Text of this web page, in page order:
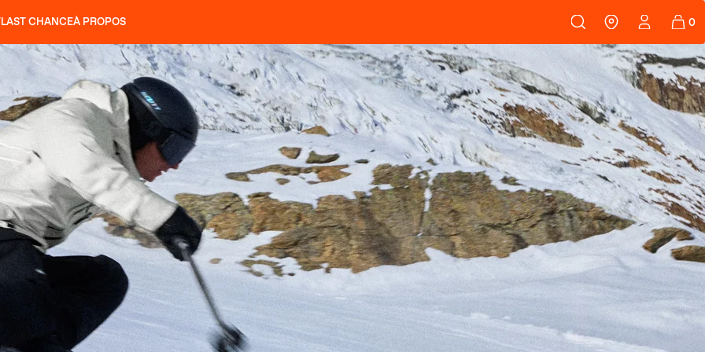
104 LITE
SLAP 112
SLAP 92 SLAP 92
UBAC 102 UBAC 108
COUTEAUX
PEAUX
LAST CHANCEÀ PROPOS
RECHERCHER